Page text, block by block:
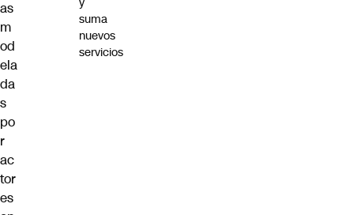
as
m
od
ela
da
s
po
r
ac
tor
es
suma
nuevos
servicios